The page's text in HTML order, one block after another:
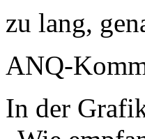
zu lang,
ANQ-
In der